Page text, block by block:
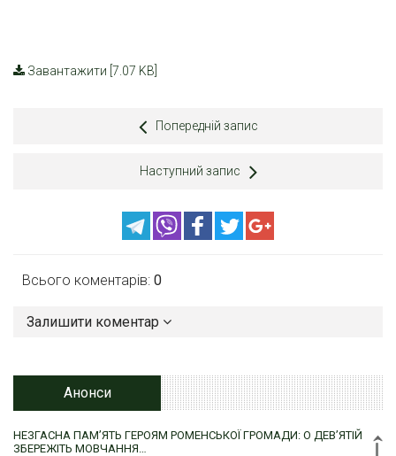
Завантажити [7.07 KB]
Попередній запис
Наступний запис
Всього коментарів: 0
Залишити коментар
Анонси
НЕЗГАСНА ПАМ’ЯТЬ ГЕРОЯМ РОМЕНСЬКОЇ ГРОМАДИ: О ДЕВ’ЯТІЙ
ЗБЕРЕЖІТЬ МОВЧАННЯ…